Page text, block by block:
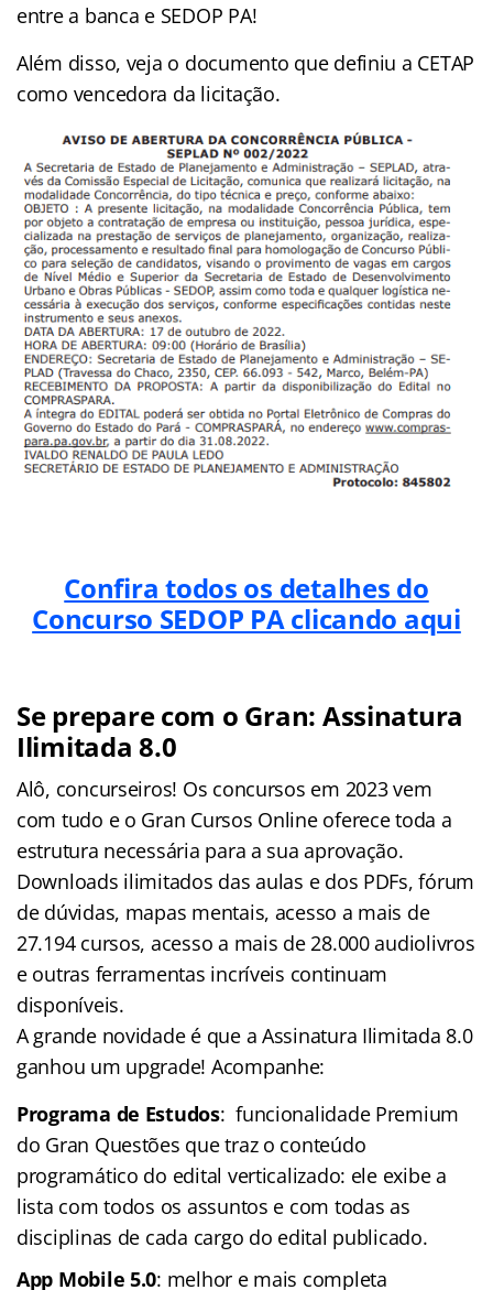
entre a banca e SEDOP PA!
Além disso, veja o documento que definiu a CETAP
como vencedora da licitação.
Confira todos os detalhes do
Concurso SEDOP PA clicando aqui
Se prepare com o Gran: Assinatura
Ilimitada 8.0
Alô, concurseiros! Os concursos em 2023 vem
com tudo e o Gran Cursos Online oferece toda a
estrutura necessária para a sua aprovação.
Downloads ilimitados das aulas e dos PDFs, fórum
de dúvidas, mapas mentais, acesso a mais de
27.194 cursos, acesso a mais de 28.000 audiolivros
e outras ferramentas incríveis continuam
disponíveis.
A grande novidade é que a Assinatura Ilimitada 8.0
ganhou um upgrade! Acompanhe:
Programa de Estudos: funcionalidade Premium
do Gran Questões que traz o conteúdo
programático do edital verticalizado: ele exibe a
lista com todos os assuntos e com todas as
disciplinas de cada cargo do edital publicado.
App Mobile 5.0: melhor e mais completa